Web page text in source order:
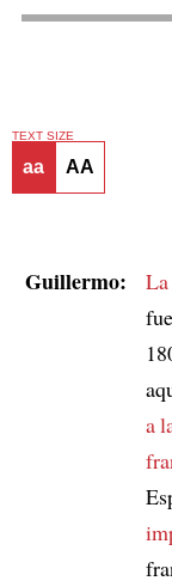
TEXT SIZE
aa AA
Guillermo:
a